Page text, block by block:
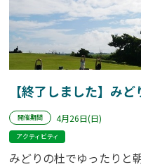
【終了しました】み
開催期間 4月26日(日)
アクティビティ
みどりの杜でゆったりと